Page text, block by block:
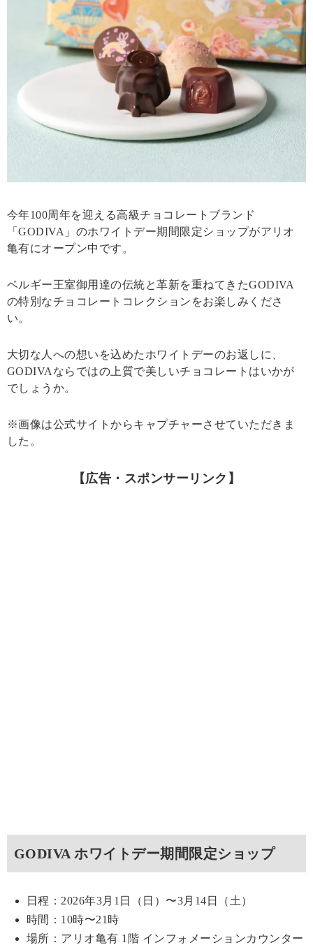
今年100周年を迎える高級チョコレートブランド
「GODIVA」のホワイトデー期間限定ショップがアリオ
亀有にオープン中です。
ベルギー王室御用達の伝統と革新を重ねてきたGODIVA
の特別なチョコレートコレクションをお楽しみくださ
い。
大切な人への想いを込めたホワイトデーのお返しに、
GODIVAならではの上質で美しいチョコレートはいかが
でしょうか。
※画像は公式サイトからキャプチャーさせていただきま
した。
【広告・スポンサーリンク】
GODIVA ホワイトデー期間限定ショップ
日程：2026年3月1日（日）〜3月14日（土）
時間：10時〜21時
場所：アリオ亀有 1階 インフォメーションカウンター